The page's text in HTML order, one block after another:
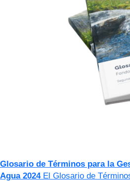
Glosario de Términos para la
Agua 2024 El Glosario de